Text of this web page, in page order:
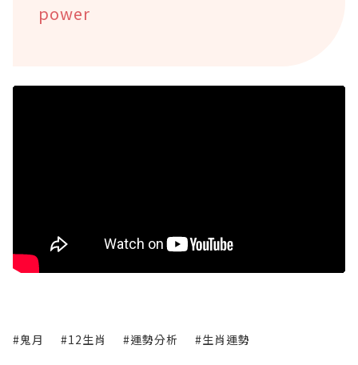
power
#鬼月 #12生肖 #運勢分析 #生肖運勢